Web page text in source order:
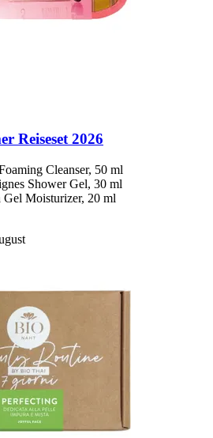
Reiseset 2026
Cleanser, 50 ml
Shower Gel, 30 ml
Moisturizer, 20 ml